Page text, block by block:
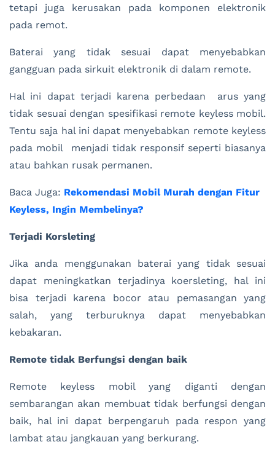
tetapi juga kerusakan pada komponen elektronik
pada remot.
Baterai yang tidak sesuai dapat menyebabkan
gangguan pada sirkuit elektronik di dalam remote.
Hal ini dapat terjadi karena perbedaan arus yang
tidak sesuai dengan spesifikasi remote keyless mobil.
Tentu saja hal ini dapat menyebabkan remote keyless
pada mobil menjadi tidak responsif seperti biasanya
atau bahkan rusak permanen.
Baca Juga: Rekomendasi Mobil Murah dengan Fitur
Keyless, Ingin Membelinya?
Terjadi Korsleting
Jika anda menggunakan baterai yang tidak sesuai
dapat meningkatkan terjadinya koersleting, hal ini
bisa terjadi karena bocor atau pemasangan yang
salah, yang terburuknya dapat menyebabkan
kebakaran.
Remote tidak Berfungsi dengan baik
Remote keyless mobil yang diganti dengan
sembarangan akan membuat tidak berfungsi dengan
baik, hal ini dapat berpengaruh pada respon yang
lambat atau jangkauan yang berkurang.